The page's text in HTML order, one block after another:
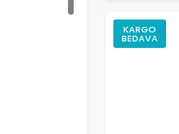
KARGO
BEDAVA